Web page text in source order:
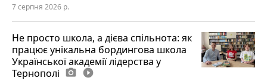
7 серпня 2026 р.
Не просто школа, а дієва спільнота: як
працює унікальна бордингова школа
Української академії лідерства у
Тернополі photo_camera play_circle_filled